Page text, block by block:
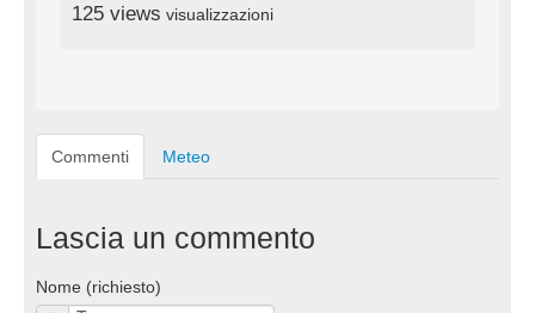
125 views visualizzazioni
Commenti Meteo
Lascia un commento
Nome (richiesto)